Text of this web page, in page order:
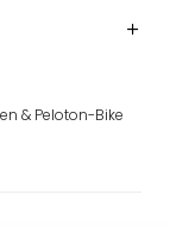
& Peloton-Bike